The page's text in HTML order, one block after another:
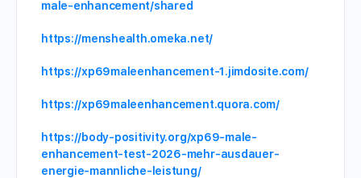
male-enhancement/shared
https://menshealth.omeka.net/
https://xp69maleenhancement-1.jimdosite.com/
https://xp69maleenhancement.quora.com/
https://body-positivity.org/xp69-male-
enhancement-test-2026-mehr-ausdauer-
energie-mannliche-leistung/